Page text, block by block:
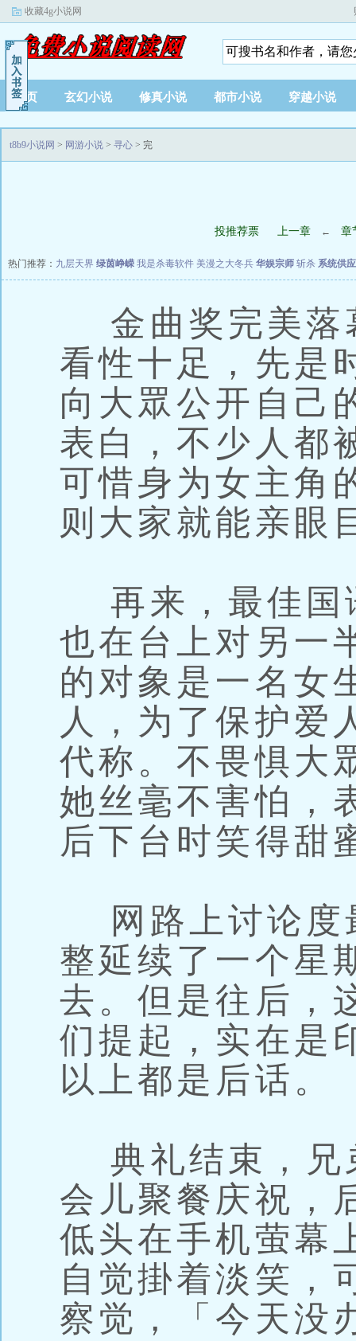
收藏4g小说网
首页 玄幻小说 修真小说 都市小说 穿越小说
t8b9小说网 > 网游小说 > 寻心 > 完
投推荐票 上一章 ← 章
热门推荐： 九层天界 绿茵峥嵘 我是杀毒软件 美漫之大冬兵 华娱宗师 斩杀 系统供
金曲奖完美落
看性十足，先是
向大眾公开自己
表白，不少人都
可惜身为女主角
则大家就能亲眼
再来，最佳国
也在台上对另一
的对象是一名女
人，为了保护爱
代称。不畏惧大
她丝毫不害怕，
后下台时笑得甜
网路上讨论度
整延续了一个星
去。但是往后，
们提起，实在是
以上都是后话。
典礼结束，兄
会儿聚餐庆祝，
低头在手机萤幕
自觉掛着淡笑，
察觉，「今天没